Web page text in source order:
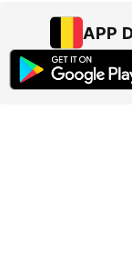
APP